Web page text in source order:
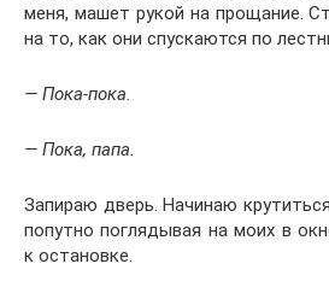
меня, машет рукой на прощание.
на то, как они спускаются по
— Пока-пока.
— Пока, папа.
Запираю дверь. Начинаю
попутно поглядывая на моих в
к остановке.